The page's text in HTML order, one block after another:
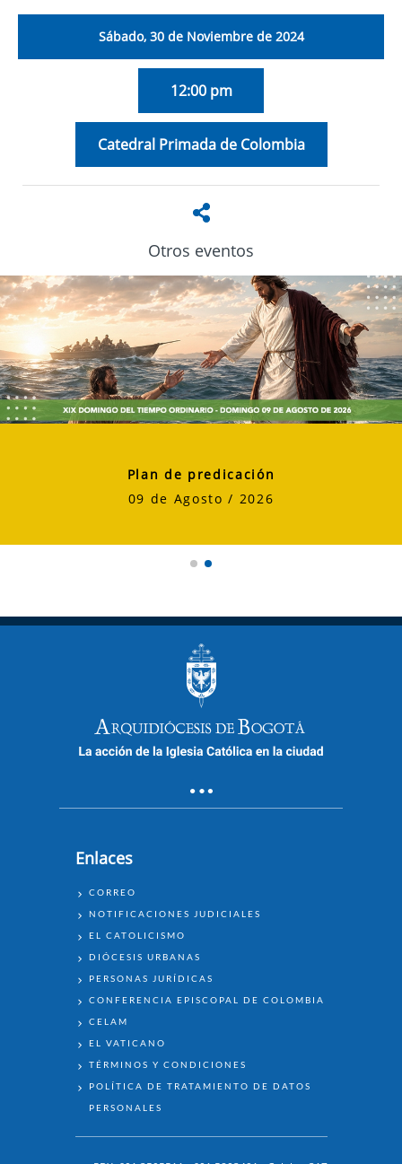
Sábado, 30 de Noviembre de 2024
12:00 pm
Catedral Primada de Colombia
Otros eventos
Plan de predicación
09 de Agosto / 2026
Enlaces
ENLACES
CORREO
NOTIFICACIONES JUDICIALES
EL CATOLICISMO
DIÓCESIS URBANAS
PERSONAS JURÍDICAS
CONFERENCIA EPISCOPAL DE COLOMBIA
CELAM
EL VATICANO
TÉRMINOS Y CONDICIONES
POLÍTICA DE TRATAMIENTO DE DATOS
PERSONALES